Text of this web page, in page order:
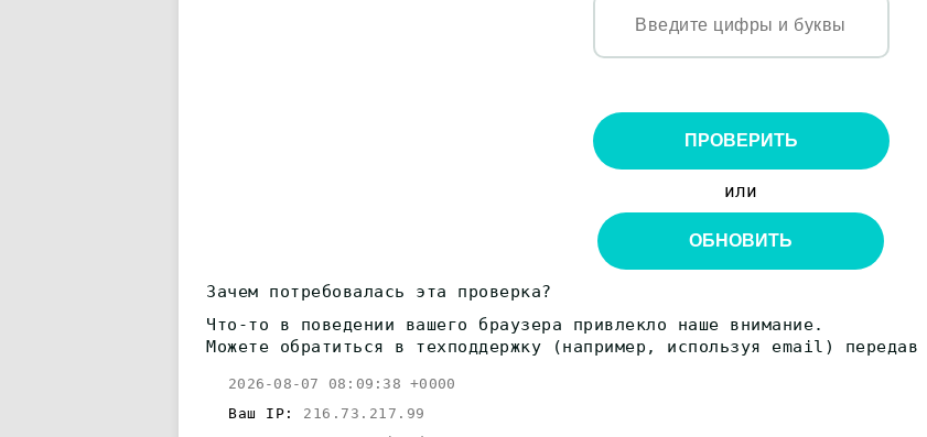
ПРОВЕРИТЬ
или
ОБНОВИТЬ
Зачем потребовалась эта проверка?
Что-то в поведении вашего браузера привлекло наше внимание.
Можете обратиться в техподдержку (например, используя email) передав
2026-08-07 08:09:38 +0000
Ваш IP: 216.73.217.99